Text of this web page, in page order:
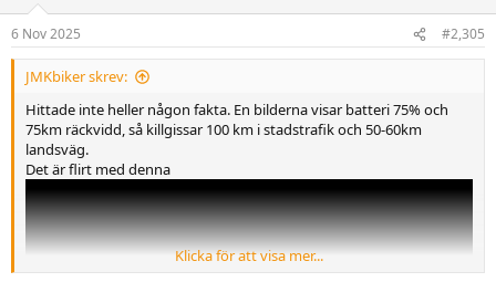
e
r
6 Nov 2025 #2,305
JMKbiker skrev:
Hittade inte heller någon fakta. En bilderna visar batteri 75% och
75km räckvidd, så killgissar 100 km i stadstrafik och 50-60km
landsväg.
Det är flirt med denna
Klicka för att visa mer...